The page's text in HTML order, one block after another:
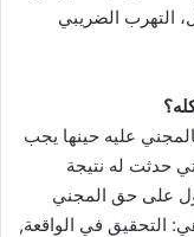
التهرب الضريبي
عليه حينها يجب
حدثت له نتيجة
على حق المجني
التحقيق في الواقعة,